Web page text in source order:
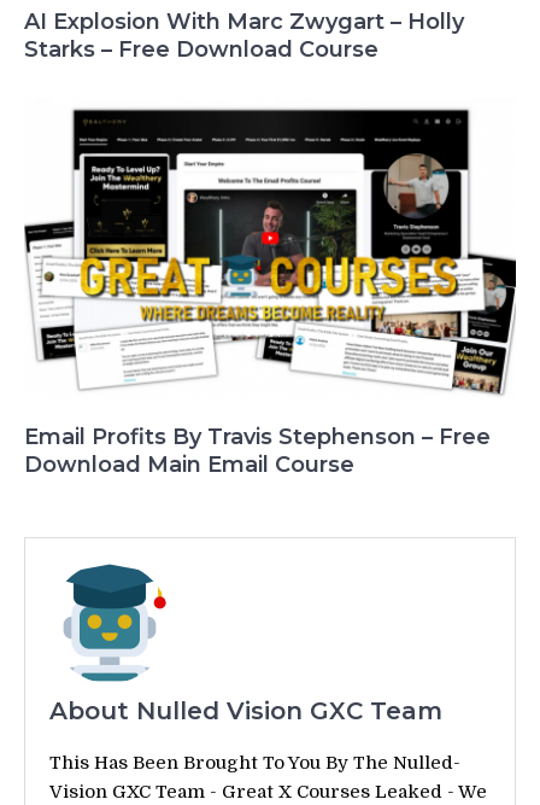
AI Explosion With Marc Zwygart – Holly
Starks – Free Download Course
Email Profits By Travis Stephenson – Free
Download Main Email Course
About Nulled Vision GXC Team
This Has Been Brought To You By The Nulled-
Vision GXC Team - Great X Courses Leaked - We